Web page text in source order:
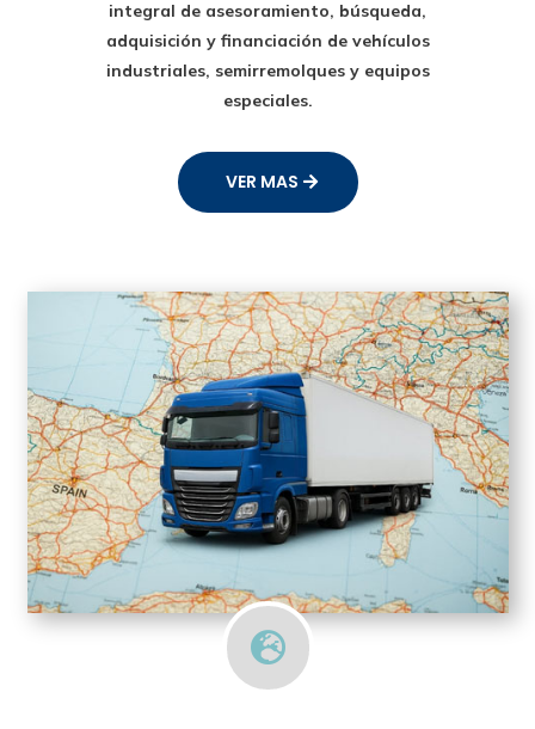
integral de asesoramiento, búsqueda,
adquisición y financiación de vehículos
industriales, semirremolques y equipos
especiales.
VER MAS
